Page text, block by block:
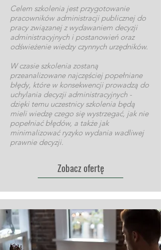
Celem szkolenia jest przygotowanie
pracowników administracji publicznej do
pracy związanej z wydawaniem decyzji
administracyjnych i postanowień oraz
odświeżenie wiedzy czynnych urzędników.
W czasie szkolenia zostaną
przeanalizowane najczęściej popełniane
błędy, które w konsekwencji prowadzą do
uchylania decyzji administracyjnych -
dzięki temu uczestnicy szkolenia będą
mieli wiedzę czego się wystrzegać, jak nie
popełniać błędów, a także jak
minimalizować ryzyko wydania wadliwej
prawnie decyzji.
Zobacz ofertę